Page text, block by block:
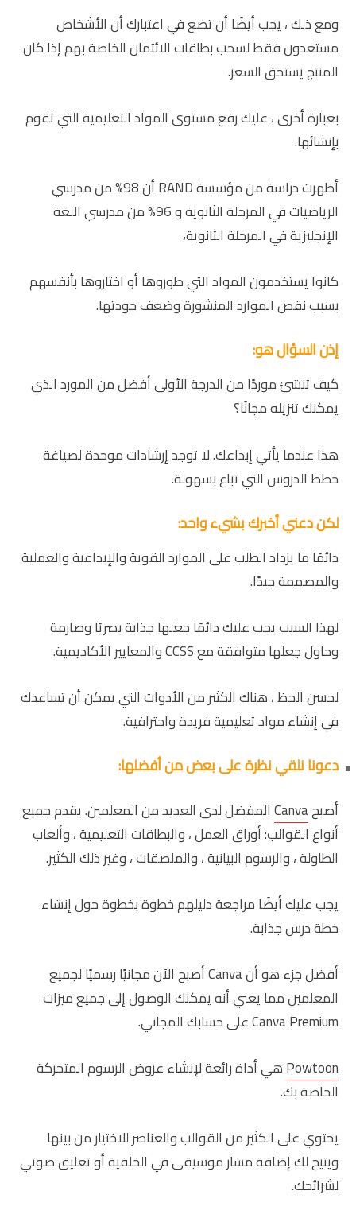
ومع ذلك ، يجب أيضًا أن تضع في اعتبارك أن الأشخاص
مستعدون فقط لسحب بطاقات الائتمان الخاصة بهم إذا كان
المنتج يستحق السعر.
بعبارة أخرى ، عليك رفع مستوى المواد التعليمية التي تقوم
بإنشائها.
أظهرت دراسة من مؤسسة RAND أن 98% من مدرسي
الرياضيات في المرحلة الثانوية و 96% من مدرسي اللغة
الإنجليزية في المرحلة الثانوية،
كانوا يستخدمون المواد التي طوروها أو اختاروها بأنفسهم
بسبب نقص الموارد المنشورة وضعف جودتها.
إذن السؤال هو:
كيف تنشئ موردًا من الدرجة الأولى أفضل من المورد الذي
يمكنك تنزيله مجانًا؟
هذا عندما يأتي إبداعك. لا توجد إرشادات موحدة لصياغة
خطط الدروس التي تباع بسهولة.
لكن دعني أخبرك بشيء واحد:
دائمًا ما يزداد الطلب على الموارد القوية والإبداعية والعملية
والمصممة جيدًا.
لهذا السبب يجب عليك دائمًا جعلها جذابة بصريًا وصارمة
وحاول جعلها متوافقة مع CCSS والمعايير الأكاديمية.
لحسن الحظ ، هناك الكثير من الأدوات التي يمكن أن تساعدك
في إنشاء مواد تعليمية فريدة واحترافية.
دعونا نلقي نظرة على بعض من أفضلها:
أصبحCanvaالمفضل لدى العديد من المعلمين. يقدم جميع
أنواع القوالب: أوراق العمل ، والبطاقات التعليمية ، وألعاب
الطاولة ، والرسوم البيانية ، والملصقات ، وغير ذلك الكثير.
يجب عليك أيضًا مراجعة دليلهم خطوة بخطوة حول إنشاء
خطة درس جذابة.
أفضل جزء هو أن Canva أصبح الآن مجانيًا رسميًا لجميع
المعلمين مما يعني أنه يمكنك الوصول إلى جميع ميزات
Canva Premium على حسابك المجاني.
Powtoonهي أداة رائعة لإنشاء عروض الرسوم المتحركة
الخاصة بك.
يحتوي على الكثير من القوالب والعناصر للاختيار من بينها
ويتيح لك إضافة مسار موسيقى في الخلفية أو تعليق صوتي
لشرائحك.